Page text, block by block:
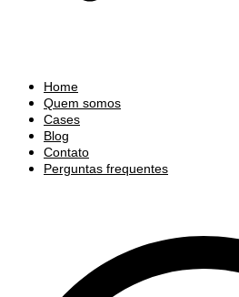
Home
Quem somos
Cases
Blog
Contato
Perguntas frequentes